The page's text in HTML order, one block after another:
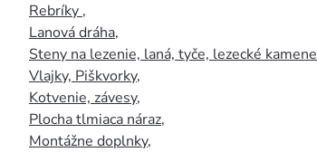
Rebríky ,
Lanová dráha,
Steny na lezenie, laná, tyče, lezecké kamene
Vlajky, Piškvorky,
Kotvenie, závesy,
Plocha tlmiaca náraz,
Montážne doplnky,